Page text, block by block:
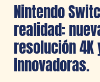
Nintendo
realidad:
resolución
innovadoras.